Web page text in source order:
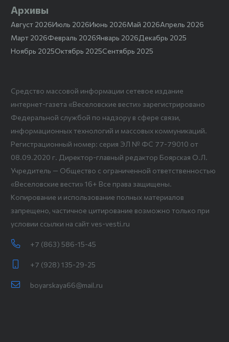
Архивы
Август 2026Июль 2026Июнь 2026Май 2026Апрель 2026
Март 2026Февраль 2026Январь 2026Декабрь 2025
Ноябрь 2025Октябрь 2025Сентябрь 2025
Средство массовой информации сетевое издание
интернет-газета «Веселовские вести» зарегистрировано
Федеральной службой по надзору в сфере связи,
информационных технологий и массовых коммуникаций.
Регистрационный номер: серия ЭЛ № ФС 77-79010 от
08.09.2020 г. Директор-главный редактор Боярская О.Л.
Учредитель — Общество с ограниченной ответственностью
«Веселовские вести» 16+ Все права защищены.
Копирование и использование полных материалов
запрещено, частичное цитирование возможно только при
условии ссылки на сайт ves-vesti.ru
+7 (863) 586-15-45
+7 (928) 135-29-25
boyarskaya66@mail.ru